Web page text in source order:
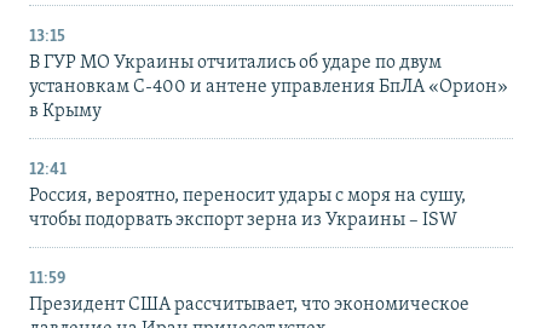
13:15
В ГУР МО Украины отчитались об ударе по двум
установкам С-400 и антене управления БпЛА «Орион»
в Крыму
12:41
Россия, вероятно, переносит удары с моря на сушу,
чтобы подорвать экспорт зерна из Украины – ISW
11:59
Президент США рассчитывает, что экономическое